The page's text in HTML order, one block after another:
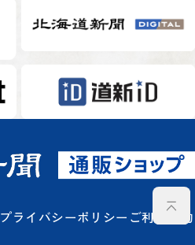
プライバシーポリシー ご利用規約